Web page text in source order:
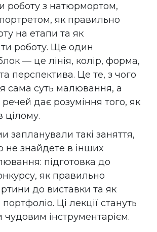
роботу з натюрмортом,
як правильно
на етапи та як
роботу. Ще один
— це лінія, колір, форма,
та перспектива. Це те, з чого
сама суть малювання, а
дає розуміння того, як
цілому.
запланували такі заняття,
не знайдете в інших
підготовка до
як правильно
до виставки та як
Ці лекції стануть
інструментарієм.